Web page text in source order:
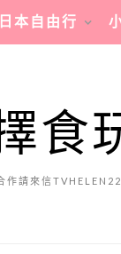
日本自由行
食
作請來信